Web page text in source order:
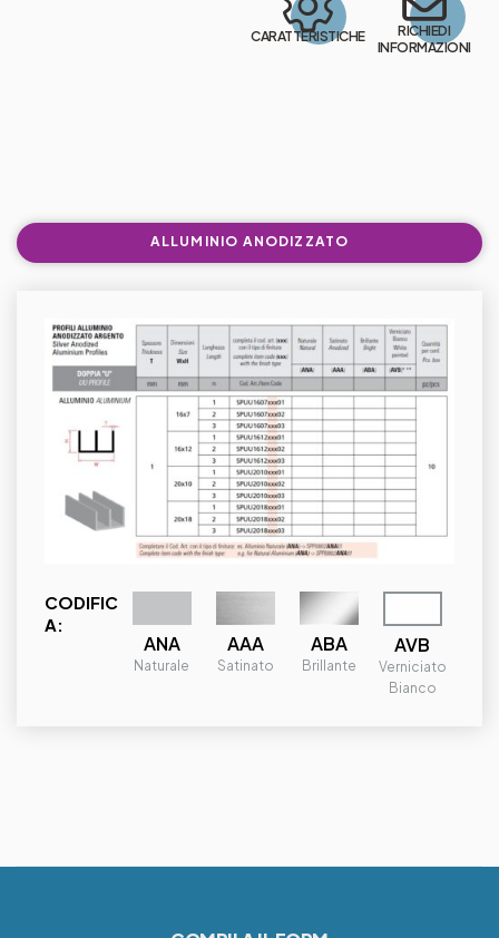
CARATTERISTICHE
RICHIEDI
INFORMAZIONI
ALLUMINIO ANODIZZATO
CODIFIC
A:
ANA
Naturale
AAA
Satinato
ABA
Brillante
AVB
Verniciato
Bianco